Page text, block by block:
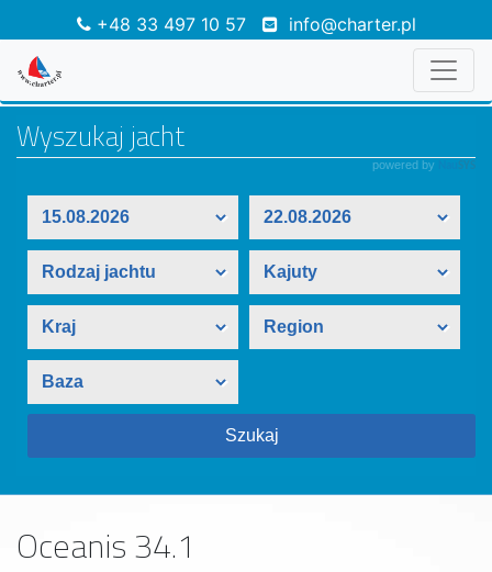
+48 33 497 10 57 info@charter.pl
Oceanis 34.1